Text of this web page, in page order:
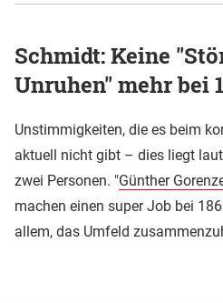
Schmidt: Keine
Unruhen" mehr bei
Unstimmigkeiten, die es beim
aktuell nicht gibt – dies liegt
zwei Personen. "Günther
machen einen super Job bei
allem, das Umfeld